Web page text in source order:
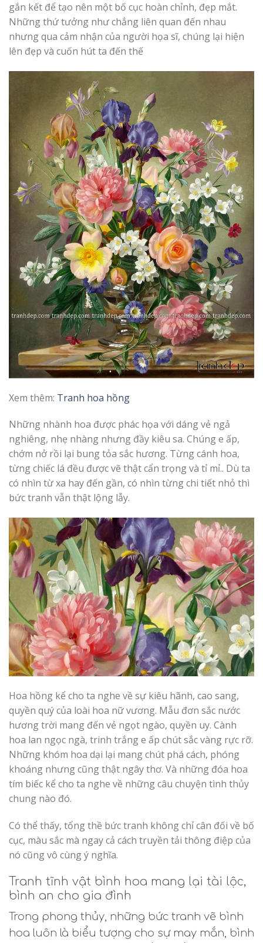
gắn kết để tạo nên một bố cục hoàn chỉnh, đẹp mắt.
Những thứ tưởng như chẳng liên quan đến nhau
nhưng qua cảm nhận của người họa sĩ, chúng lại hiện
lên đẹp và cuốn hút ta đến thế
Xem thêm: Tranh hoa hồng
Những nhành hoa được phác họa với dáng vẻ ngả
nghiêng, nhẹ nhàng nhưng đầy kiêu sa. Chúng e ấp,
chớm nở rồi lại bung tỏa sắc hương. Từng cánh hoa,
từng chiếc lá đều được vẽ thật cẩn trọng và tỉ mỉ.. Dù ta
có nhìn từ xa hay đến gần, có nhìn từng chi tiết nhỏ thì
bức tranh vẫn thật lộng lẫy.
Hoa hồng kể cho ta nghe về sự kiêu hãnh, cao sang,
quyền quý của loài hoa nữ vương. Mẫu đơn sắc nước
hương trời mang đến vẻ ngọt ngào, quyền uy. Cành
hoa lan ngọc ngà, trinh trắng e ấp chút sắc vàng rực rỡ.
Những khóm hoa dại lại mang chút phá cách, phóng
khoáng nhưng cũng thật ngây thơ. Và những đóa hoa
tím biếc kể cho ta nghe về những câu chuyện tình thủy
chung nào đó.
Có thể thấy, tổng thề bức tranh không chỉ cân đối về bố
cục, màu sắc mà ngay cả cách truyền tải thông điệp của
nó cũng vô cùng ý nghĩa.
Tranh tĩnh vật bình hoa mang lại tài lộc,
bình an cho gia đình
Trong phong thủy, những bức tranh vẽ bình
hoa luôn là biểu tượng cho sự may mắn, bình